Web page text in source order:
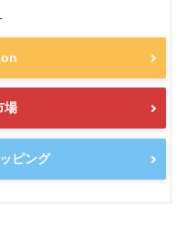
場
ピング